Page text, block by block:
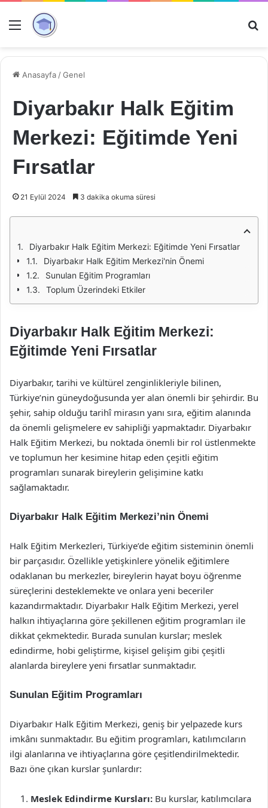
Menü
Anasayfa /Genel
Diyarbakır Halk Eğitim
Merkezi: Eğitimde Yeni
Fırsatlar
21 Eylül 2024 3 dakika okuma süresi
Diyarbakır Halk Eğitim Merkezi: Eğitimde Yeni Fırsatlar
Diyarbakır Halk Eğitim Merkezi'nin Önemi
Sunulan Eğitim Programları
Toplum Üzerindeki Etkiler
Diyarbakır Halk Eğitim Merkezi:
Eğitimde Yeni Fırsatlar
Diyarbakır, tarihi ve kültürel zenginlikleriyle bilinen,
Türkiye’nin güneydoğusunda yer alan önemli bir şehirdir. Bu
şehir, sahip olduğu tarihî mirasın yanı sıra, eğitim alanında
da önemli gelişmelere ev sahipliği yapmaktadır. Diyarbakır
Halk Eğitim Merkezi, bu noktada önemli bir rol üstlenmekte
ve toplumun her kesimine hitap eden çeşitli eğitim
programları sunarak bireylerin gelişimine katkı
sağlamaktadır.
Diyarbakır Halk Eğitim Merkezi’nin Önemi
Halk Eğitim Merkezleri, Türkiye’de eğitim sisteminin önemli
bir parçasıdır. Özellikle yetişkinlere yönelik eğitimlere
odaklanan bu merkezler, bireylerin hayat boyu öğrenme
süreçlerini desteklemekte ve onlara yeni beceriler
kazandırmaktadır. Diyarbakır Halk Eğitim Merkezi, yerel
halkın ihtiyaçlarına göre şekillenen eğitim programları ile
dikkat çekmektedir. Burada sunulan kurslar; meslek
edindirme, hobi geliştirme, kişisel gelişim gibi çeşitli
alanlarda bireylere yeni fırsatlar sunmaktadır.
Sunulan Eğitim Programları
Diyarbakır Halk Eğitim Merkezi, geniş bir yelpazede kurs
imkânı sunmaktadır. Bu eğitim programları, katılımcıların
ilgi alanlarına ve ihtiyaçlarına göre çeşitlendirilmektedir.
Bazı öne çıkan kurslar şunlardır:
Meslek Edindirme Kursları: Bu kurslar, katılımcılara